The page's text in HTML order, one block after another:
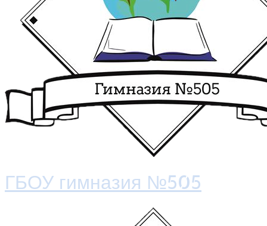
ГБОУ гимназия №505